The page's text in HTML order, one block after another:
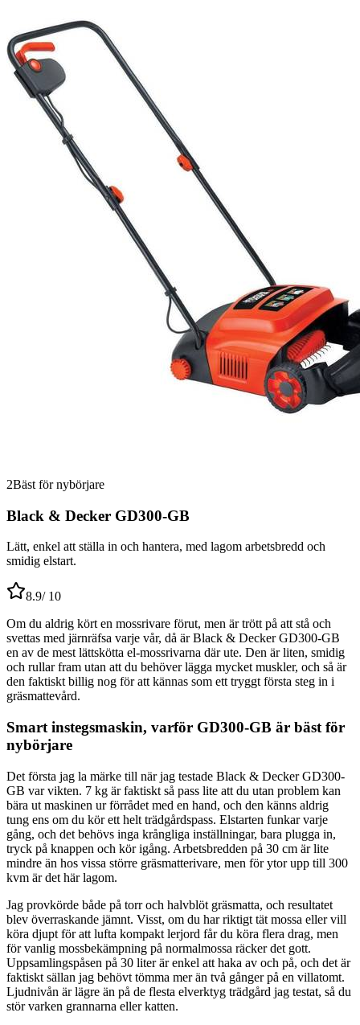
2Bäst för nybörjare
Black & Decker GD300-GB
Lätt, enkel att ställa in och hantera, med lagom arbetsbredd och
smidig elstart.
8.9/ 10
Om du aldrig kört en mossrivare förut, men är trött på att stå och
svettas med järnräfsa varje vår, då är Black & Decker GD300-GB
en av de mest lättskötta el-mossrivarna där ute. Den är liten, smidig
och rullar fram utan att du behöver lägga mycket muskler, och så är
den faktiskt billig nog för att kännas som ett tryggt första steg in i
gräsmattevård.
Smart instegsmaskin, varför GD300-GB är bäst för
nybörjare
Det första jag la märke till när jag testade Black & Decker GD300-
GB var vikten. 7 kg är faktiskt så pass lite att du utan problem kan
bära ut maskinen ur förrådet med en hand, och den känns aldrig
tung ens om du kör ett helt trädgårdspass. Elstarten funkar varje
gång, och det behövs inga krångliga inställningar, bara plugga in,
tryck på knappen och kör igång. Arbetsbredden på 30 cm är lite
mindre än hos vissa större gräsmatterivare, men för ytor upp till 300
kvm är det här lagom.
Jag provkörde både på torr och halvblöt gräsmatta, och resultatet
blev överraskande jämnt. Visst, om du har riktigt tät mossa eller vill
köra djupt för att lufta kompakt lerjord får du köra flera drag, men
för vanlig mossbekämpning på normalmossa räcker det gott.
Uppsamlingspåsen på 30 liter är enkel att haka av och på, och det är
faktiskt sällan jag behövt tömma mer än två gånger på en villatomt.
Ljudnivån är lägre än på de flesta elverktyg trädgård jag testat, så du
stör varken grannarna eller katten.